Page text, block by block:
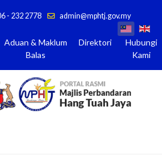
- 232 2778 admin@mphtj.gov.my
Aduan & Maklum
Balas
Direktori
Hubungi
Kami